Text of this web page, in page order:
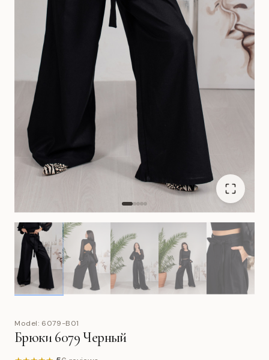
Model: 6079-B01
Брюки 6079 Черный